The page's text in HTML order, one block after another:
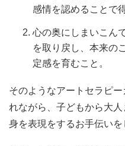
感情を認めることで
心の奥にしまいこん
を取り戻し、本来の
定感を育むこと。
そのようなアートセラピ
れながら、子どもから大
身を表現をするお手伝いを